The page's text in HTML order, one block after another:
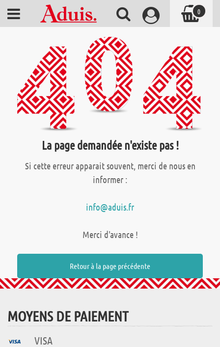
La page demandée n'existe pas !
Si cette erreur apparait souvent, merci de nous en
informer :
info@aduis.fr
Merci d'avance !
Retour à la page précédente
MOYENS DE PAIEMENT
VISA
0